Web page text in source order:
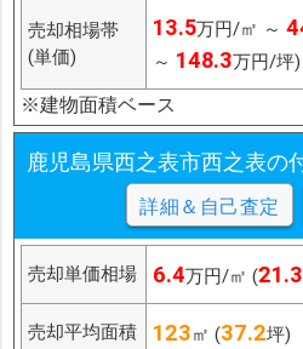
売却相場帯
(単価)
13.5万円/㎡ ～
～ 148.3万円/坪)
※建物面積ベース
鹿児島県西之表市西之表の
詳細＆自己査定
売却単価相場 6.4万円/㎡ (21.3
売却平均面積 123㎡ (37.2坪)